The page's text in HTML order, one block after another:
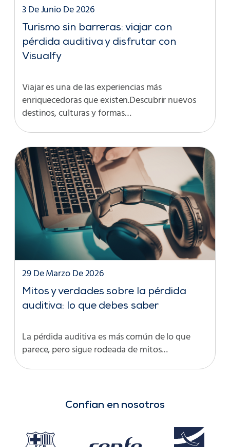
Turismo sin barreras: viajar con
pérdida auditiva y disfrutar con
Visualfy
3 De Junio De 2026
Viajar es una de las experiencias más
enriquecedoras que existen.Descubrir nuevos
destinos, culturas y formas…
Mitos y verdades sobre la pérdida
auditiva: lo que debes saber
29 De Marzo De 2026
La pérdida auditiva es más común de lo que
parece, pero sigue rodeada de mitos…
Confían en nosotros